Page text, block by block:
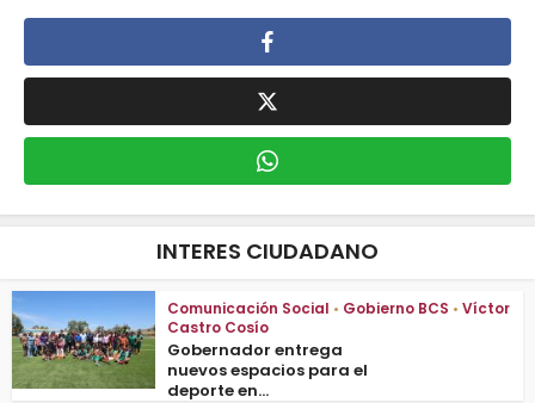
INTERES CIUDADANO
Comunicación Social • Gobierno BCS • Víctor
Castro Cosío
Gobernador entrega
nuevos espacios para el
deporte en...